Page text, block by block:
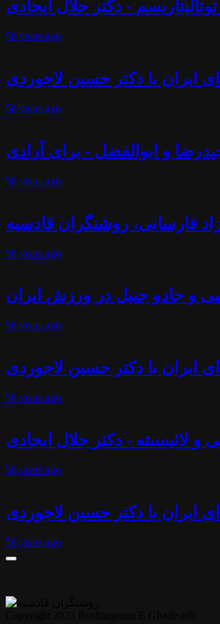
- دکتر جلال ایجادی
56 years ago
ایران با دکتر حسین لاجوردی
56 years ago
و ابوالفضل - برای آزادی
56 years ago
56 years ago
و جادو جنبل در ورزش ایران
56 years ago
ایران با دکتر حسین لاجوردی
56 years ago
و لائیسیته - دکتر جلال ایجادی
56 years ago
ایران با دکتر حسین لاجوردی
56 years ago